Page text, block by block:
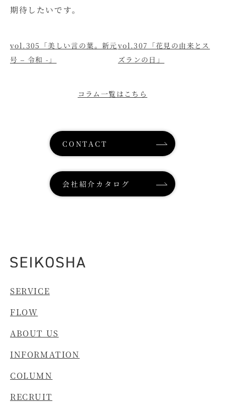
期待したいです。
vol.305「美しい言の葉。新元
号 – 令和 -」
vol.307「花見の由来とス
ズランの日」
コラム一覧はこちら
CONTACT
会社紹介カタログ
SERVICE
FLOW
ABOUT US
INFORMATION
COLUMN
RECRUIT